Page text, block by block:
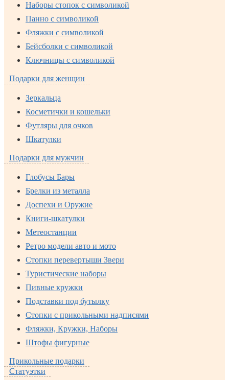
Наборы стопок с символикой
Панно с символикой
Фляжки с символикой
Бейсболки с символикой
Ключницы с символикой
Подарки для женщин
Зеркальца
Косметички и кошельки
Футляры для очков
Шкатулки
Подарки для мужчин
Глобусы Бары
Брелки из металла
Доспехи и Оружие
Книги-шкатулки
Метеостанции
Ретро модели авто и мото
Стопки перевертыши Звери
Туристические наборы
Пивные кружки
Подставки под бутылку
Стопки с прикольными надписями
Фляжки, Кружки, Наборы
Штофы фигурные
Прикольные подарки
Статуэтки